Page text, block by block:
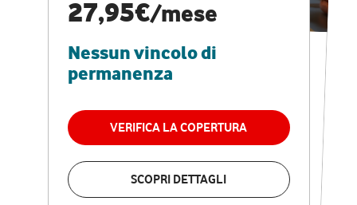
27,95€/mese
Nessun vincolo di
permanenza
VERIFICA LA COPERTURA
SCOPRI DETTAGLI
RETE FISSA + VODAFONE CLUB
29,95€
permanenza
VERIFICA LA COPERTURA